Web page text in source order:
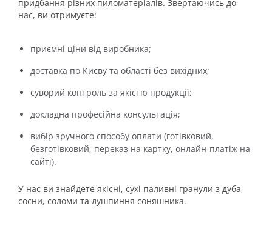
придбання різних пиломатеріалів. Звертаючись до
нас, ви отримуєте:
приємні ціни від виробника;
доставка по Києву та області без вихідних;
суворий контроль за якістю продукції;
докладна професійна консультація;
вибір зручного способу оплати (готівковий,
безготівковий, переказ на картку, онлайн-платіж на
сайті).
У нас ви знайдете якісні, сухі паливні гранули з дуба,
сосни, соломи та лушпиння соняшника.